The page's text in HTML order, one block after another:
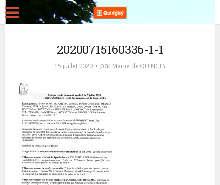
20200715160336-1-1
15 juillet 2020 par Mairie de QUINGEY